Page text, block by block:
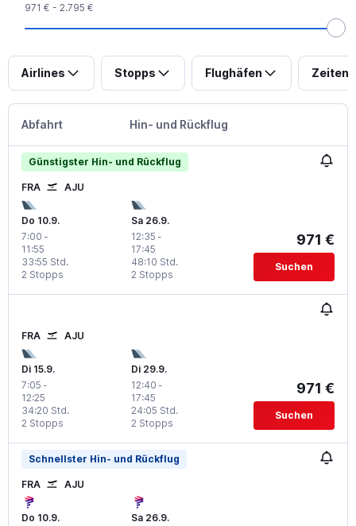
971 € - 2.795 €
Airlines Stopps Flughäfen Zeiten
Abfahrt Hin- und Rückflug
Günstigster Hin- und Rückflug
FRA AJU
Do 10.9.
7:00 -
11:55
2 Stopps
33:55 Std.
Sa 26.9.
12:35 -
17:45
2 Stopps
48:10 Std.
971 €
Suchen
FRA AJU
Di 15.9.
7:05 -
12:25
2 Stopps
34:20 Std.
Di 29.9.
12:40 -
17:45
2 Stopps
24:05 Std.
971 €
Suchen
Schnellster Hin- und Rückflug
FRA AJU
Do 10.9.
Sa 26.9.